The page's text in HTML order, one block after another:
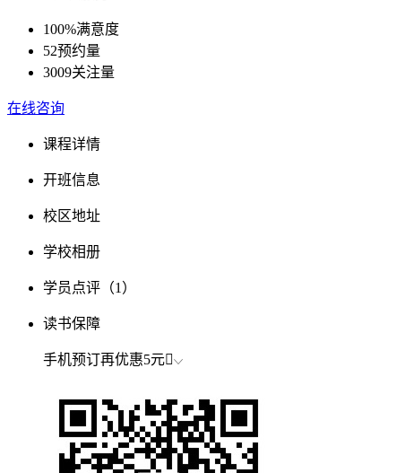
100%满意度
52预约量
3009关注量
在线咨询
课程详情
开班信息
校区地址
学校相册
学员点评 （1）
读书保障
手机预订再优惠5元